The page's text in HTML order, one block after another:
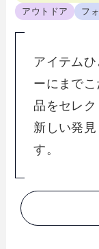
アウトドア
フ
アイテム
ーにまで
品をセレク
新しい発
す。